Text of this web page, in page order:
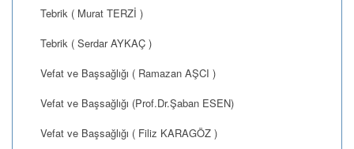
Tebrik ( Murat TERZİ )
Tebrik ( Serdar AYKAÇ )
Vefat ve Başsağlığı ( Ramazan AŞCI )
Vefat ve Başsağlığı (Prof.Dr.Şaban ESEN)
Vefat ve Başsağlığı ( Filiz KARAGÖZ )